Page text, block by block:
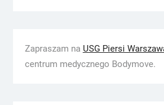
Zapraszam na USG Piersi
centrum medycznego Bodymove.